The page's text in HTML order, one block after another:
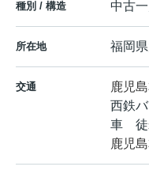
種別 / 構造 中古
所在地 福岡県
交通 鹿児
西鉄
車 徒
鹿児